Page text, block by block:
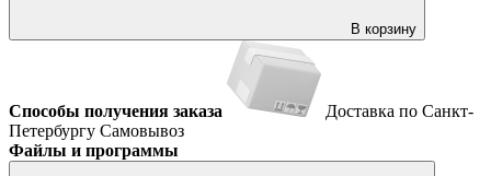
В корзину
Способы получения заказа
Доставка по Санкт-
Петербургу Самовывоз
Файлы и программы